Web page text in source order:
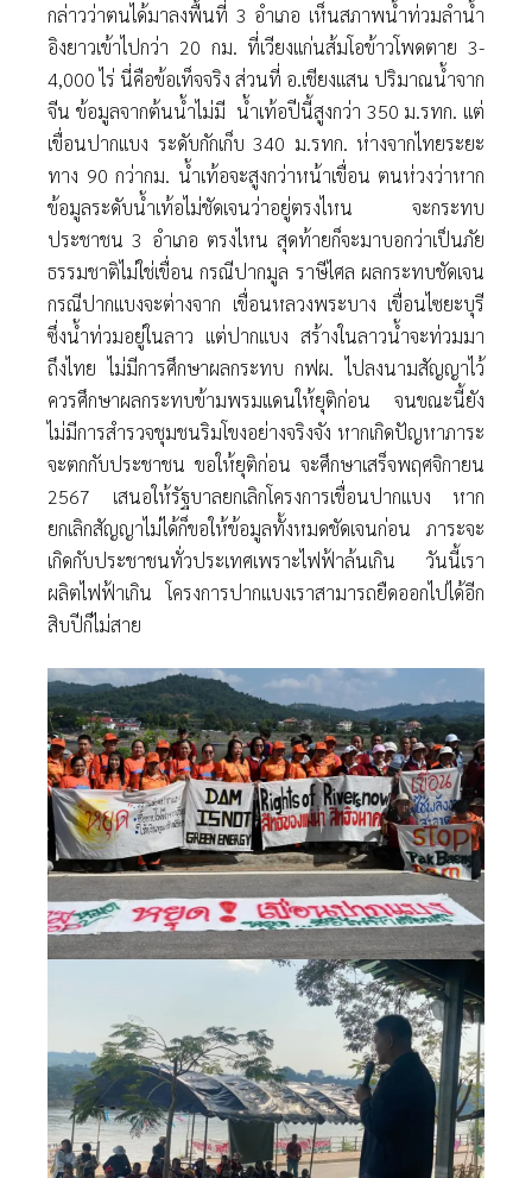
กล่าวว่าตนได้มาลงพื้นที่ 3 อำเภอ เห็นสภาพน้ำท่วมลำน้ำ
อิงยาวเข้าไปกว่า 20 กม. ที่เวียงแก่นส้มโอข้าวโพดตาย 3-
4,000 ไร่ นี่คือข้อเท็จจริง ส่วนที่ อ.เชียงแสน ปริมาณน้ำจาก
จีน ข้อมูลจากต้นน้ำไม่มี น้ำเท้อปีนี้สูงกว่า 350 ม.รทก. แต่
เขื่อนปากแบง ระดับกักเก็บ 340 ม.รทก. ห่างจากไทยระยะ
ทาง 90 กว่ากม. น้ำเท้อจะสูงกว่าหน้าเขื่อน ตนห่วงว่าหาก
ข้อมูลระดับน้ำเท้อไม่ชัดเจนว่าอยู่ตรงไหน จะกระทบ
ประชาชน 3 อำเภอ ตรงไหน สุดท้ายก็จะมาบอกว่าเป็นภัย
ธรรมชาติไม่ใช่เขื่อน กรณีปากมูล ราษีไศล ผลกระทบชัดเจน
กรณีปากแบงจะต่างจาก เขื่อนหลวงพระบาง เขื่อนไซยะบุรี
ซึ่งน้ำท่วมอยู่ในลาว แต่ปากแบง สร้างในลาวน้ำจะท่วมมา
ถึงไทย ไม่มีการศึกษาผลกระทบ กฟผ. ไปลงนามสัญญาไว้
ควรศึกษาผลกระทบข้ามพรมแดนให้ยุติก่อน จนขณะนี้ยัง
ไม่มีการสำรวจชุมชนริมโขงอย่างจริงจัง หากเกิดปัญหาภาระ
จะตกกับประชาชน ขอให้ยุติก่อน จะศึกษาเสร็จพฤศจิกายน
2567 เสนอให้รัฐบาลยกเลิกโครงการเขื่อนปากแบง หาก
ยกเลิกสัญญาไม่ได้ก็ขอให้ข้อมูลทั้งหมดชัดเจนก่อน ภาระจะ
เกิดกับประชาชนทั่วประเทศเพราะไฟฟ้าล้นเกิน วันนี้เรา
ผลิตไฟฟ้าเกิน โครงการปากแบงเราสามารถยืดออกไปได้อีก
สิบปีก็ไม่สาย